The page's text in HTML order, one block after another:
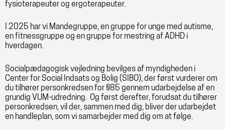
fysioterapeuter og ergoterapeuter.
I 2025 har vi Mandegruppe, en gruppe for unge med autisme,
en fitnessgruppe og en gruppe for mestring af ADHD i
hverdagen.
Socialpædagogisk vejledning bevilges af myndigheden i
Center for Social Indsats og Bolig (SIBO), der først vurderer om
du tilhører personkredsen for §85 gennem udarbejdelse af en
grundig VUM-udredning. Og først derefter, forudsat du tilhører
personkredsen, vil der, sammen med dig, bliver der udarbejdet
en handleplan, som vi samarbejder med dig om at følge.